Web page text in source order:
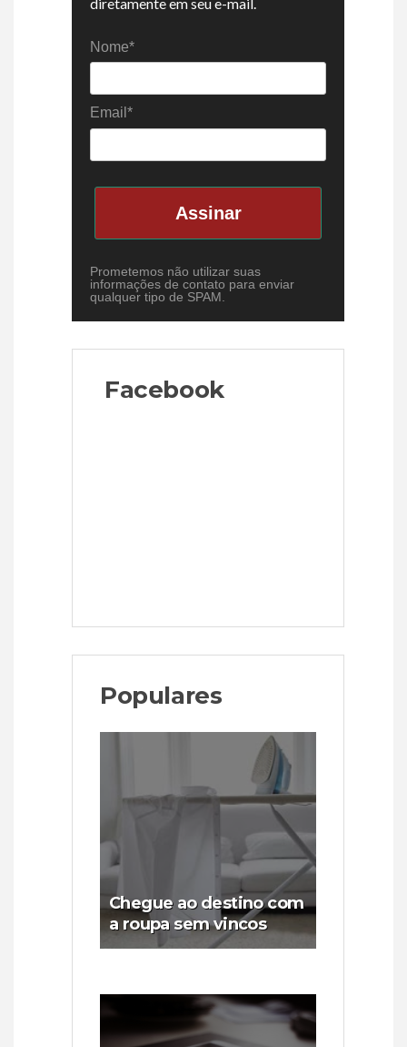
Nome*
Email*
Assinar
Prometemos não utilizar suas
informações de contato para enviar
qualquer tipo de SPAM.
Facebook
Populares
Chegue ao destino com
a roupa sem vincos